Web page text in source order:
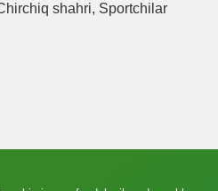
shahri, Sportchilar